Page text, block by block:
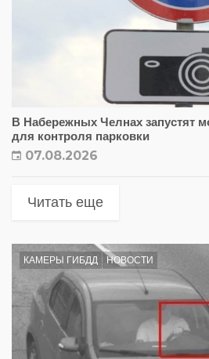
В Набережных Челнах запустят
для контроля парковки
07.08.2026
Читать еще
КАМЕРЫ ГИБДД НОВОСТИ